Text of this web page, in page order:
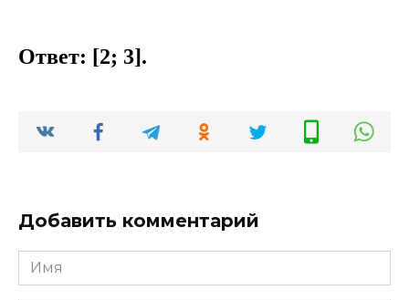
Ответ: [2; 3].
Добавить комментарий
Имя
*